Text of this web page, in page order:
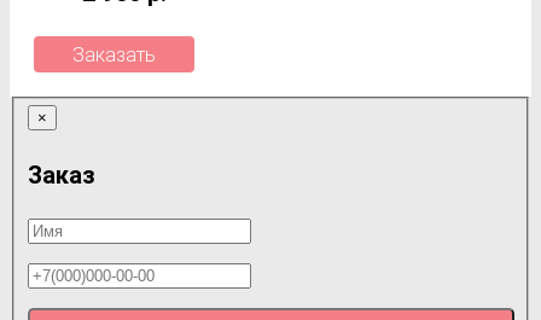
Заказать
×
Заказ